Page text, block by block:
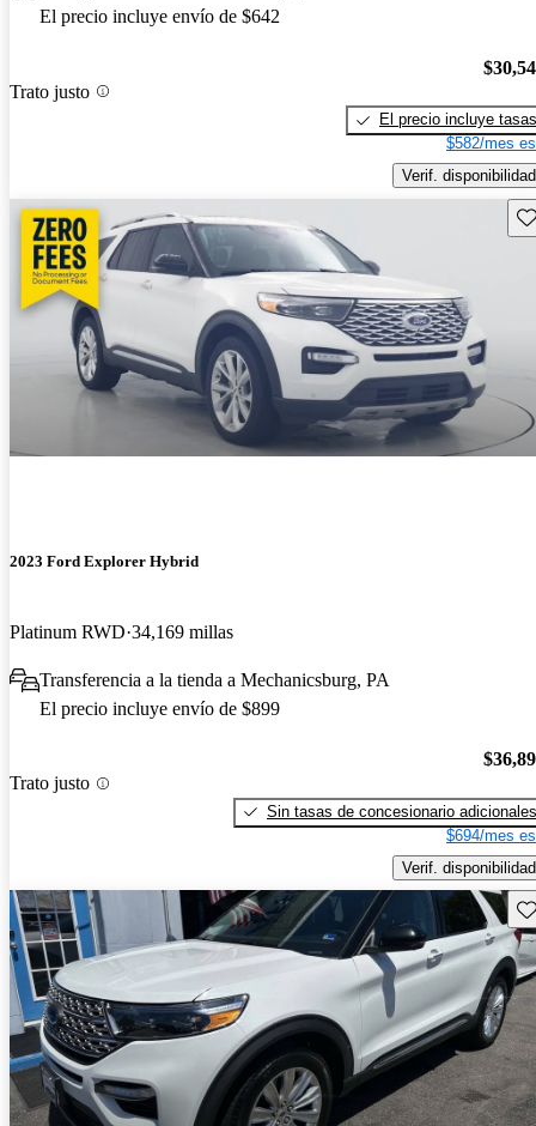
El precio incluye envío de $642
Trato justo
El precio incluye tasas
$582/mes
Verif. disponibilidad
2023 Ford Explorer Hybrid
Platinum RWD 34,169 millas
Transferencia a la tienda a Mechanicsburg, PA
El precio incluye envío de $899
Trato justo
Sin tasas de concesionario adicionales
$694/mes
Verif. disponibilidad